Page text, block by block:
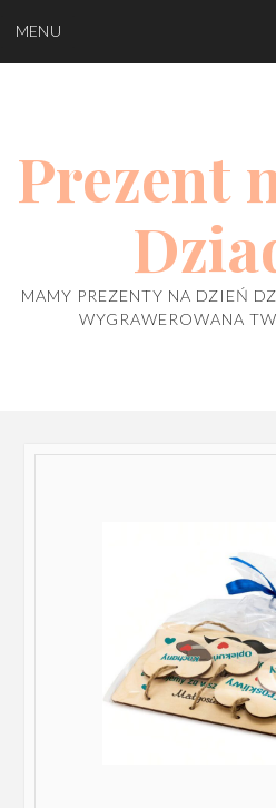
to
MENU
Prezent
MAMY PREZENTY NA DZIEŃ
WYGRAWEROWANA